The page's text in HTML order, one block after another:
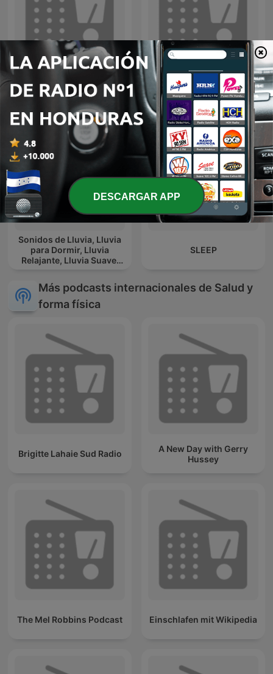
Meditación Guiada HCH Talks
Sonidos de Lluvia, Lluvia
para Dormir, Lluvia
Relajante, Lluvia Suave,
SLEEP
Más podcasts internacionales de Salud y
forma física
Brigitte Lahaie Sud Radio
A New Day with Gerry
Hussey
The Mel Robbins Podcast Einschlafen mit Wikipedia
DESCARGAR APP